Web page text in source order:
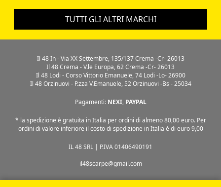
TUTTI GLI ALTRI MARCHI
Il 48 In - Via XX Settembre, 135/137 Crema -Cr- 26013
Il 48 Crema - V.le Europa, 62 Crema -Cr- 26013
Il 48 Lodi - Corso Vittorio Emanuele, 74 Lodi -Lo- 26900
Il 48 Orzinuovi - P.zza V.Emanuele, 52 Orzinuovi -Bs - 25034
Pagamenti: NEXI, PAYPAL
* la spedizione è gratuita in Italia per ordini di almeno 80,00 euro. Per
ordini di valore inferiore il costo di spedizione in Italia è di euro 9,00
IL 48 SRL | P.IVA 01406490191
il48scarpe@gmail.com